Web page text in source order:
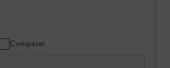
Comparer